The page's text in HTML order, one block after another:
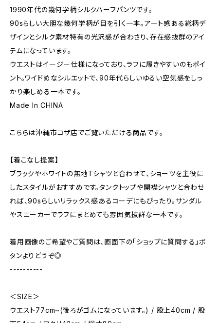
1990年代の幾何学柄シルクハーフパンツです。
90sらしい大胆な幾何学柄が目を引く一本。アート感ある総柄デ
ザインとシルク素材特有の光沢感が合わさり、存在感抜群のアイ
テムになっています。
ウエストはイージー仕様になっており、ラフに履きやすいのもポイ
ント。ワイドめなシルエットで、90年代らしいゆるい空気感をしっ
かり楽しめる一本です。
Made In CHINA
こちらは沖縄市コザ店でご覧いただける商品です。
【着こなし提案】
ブラックやホワイトの無地Tシャツと合わせて、ショーツを主役に
したスタイルがおすすめです。タンクトップや開襟シャツと合わせ
れば、90sらしいリラックス感あるコーデにもぴったり。サンダル
やスニーカーでラフにまとめても雰囲気抜群な一本です。
着用画像のご希望やご質問は、画面下の「ショップに質問する」ボ
タンよりどうぞ◎
----------
＜SIZE＞
ウエスト77cm~(後ろがゴムになっています。) / 股上40cm / 股